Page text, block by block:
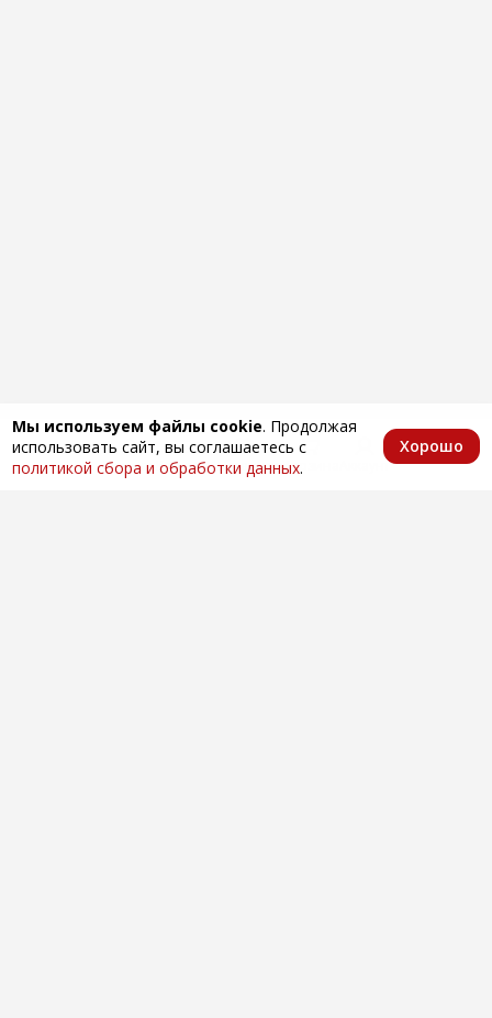
Мы используем файлы cookie. Продолжая
использовать сайт, вы соглашаетесь с
политикой сбора и обработки данных.
Хорошо
Главная КаталогИзбранноеКорзина Аккаунт